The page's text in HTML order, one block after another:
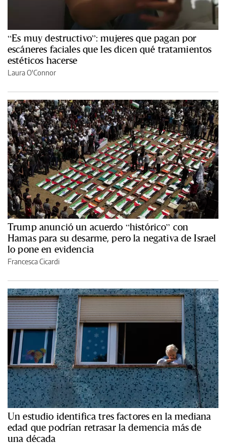
“Es muy destructivo”: mujeres que pagan por
escáneres faciales que les dicen qué tratamientos
estéticos hacerse
Laura O'Connor
Trump anunció un acuerdo “histórico” con
Hamas para su desarme, pero la negativa de Israel
lo pone en evidencia
Francesca Cicardi
Un estudio identifica tres factores en la mediana
edad que podrían retrasar la demencia más de
una década